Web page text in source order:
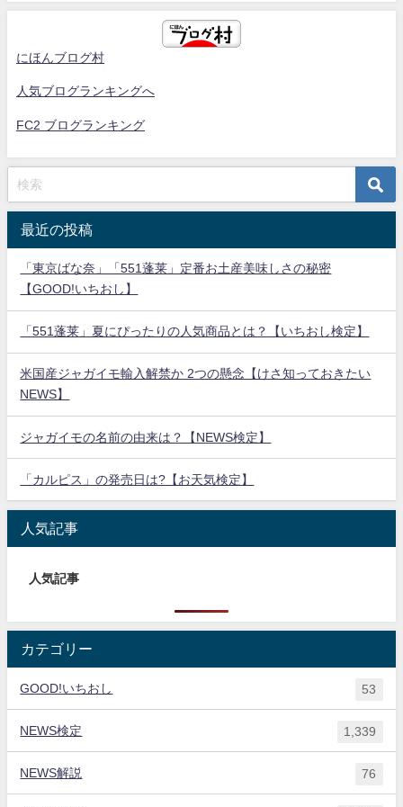
にほんブログ村
人気ブログランキングへ
FC2 ブログランキング
最近の投稿
「東京ばな奈」「551蓬莱」定番お土産美味しさの秘密
【GOOD!いちおし】
「551蓬莱」夏にぴったりの人気商品とは？【いちおし検定】
米国産ジャガイモ輸入解禁か 2つの懸念【けさ知っておきたい
NEWS】
ジャガイモの名前の由来は？【NEWS検定】
「カルピス」の発売日は?【お天気検定】
人気記事
人気記事
カテゴリー
GOOD!いちおし 53
NEWS検定 1,339
NEWS解説 76